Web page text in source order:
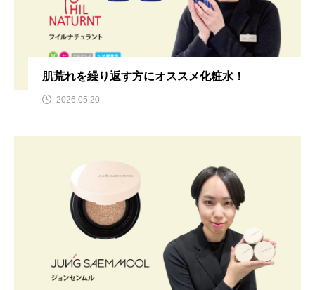
肌荒れを繰り返す方にオススメ化粧水！
2026.05.20